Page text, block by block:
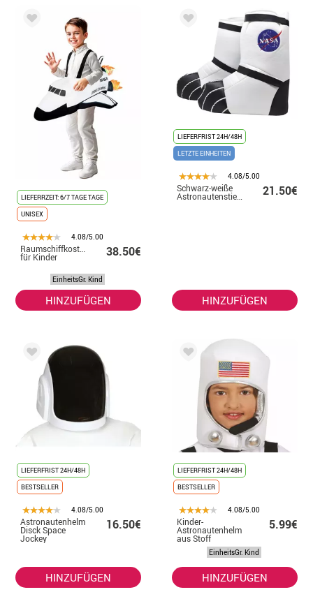
LIEFERRZEIT: 6/7 TAGE TAGE
UNISEX
4.08/5.00
Raumschiffkostüm
für Kinder 38.50€
EinheitsGr. Kind
HINZUFÜGEN
LIEFERFRIST 24H/48H
LETZTE EINHEITEN
4.08/5.00
Schwarz-weiße 21.50€
HINZUFÜGEN
LIEFERFRIST 24H/48H
BESTSELLER
4.08/5.00
Astronautenhelm
Disck Space
Jockey
16.50€
HINZUFÜGEN
LIEFERFRIST 24H/48H
BESTSELLER
4.08/5.00
Kinder-
Astronautenhelm
aus Stoff
5.99€
EinheitsGr. Kind
HINZUFÜGEN